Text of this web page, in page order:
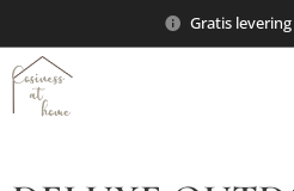
Gratis